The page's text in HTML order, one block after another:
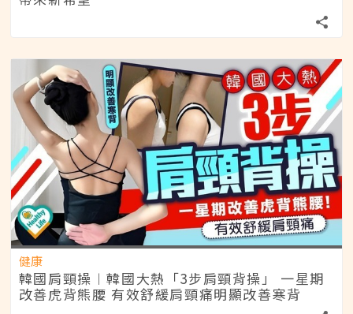
健康
韓國肩頸操︱韓國大熱「3步肩頸背操」 一星期
改善虎背熊腰 有效舒緩肩頸痛明顯改善寒背